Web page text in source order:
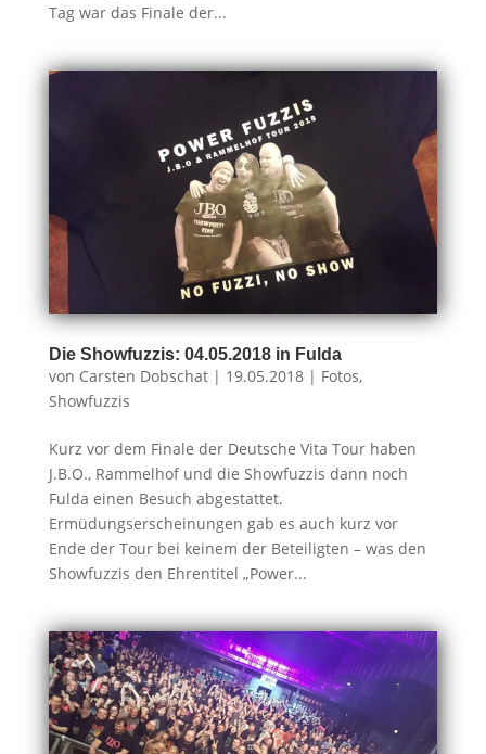
Tag war das Finale der...
Die Showfuzzis: 04.05.2018 in Fulda
von Carsten Dobschat| 19.05.2018| Fotos,
Showfuzzis
Kurz vor dem Finale der Deutsche Vita Tour haben
J.B.O., Rammelhof und die Showfuzzis dann noch
Fulda einen Besuch abgestattet.
Ermüdungserscheinungen gab es auch kurz vor
Ende der Tour bei keinem der Beteiligten – was den
Showfuzzis den Ehrentitel „Power...